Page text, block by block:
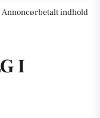
Annoncørbetalt indhold
I